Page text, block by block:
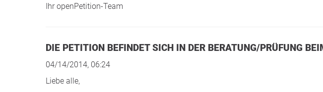
Ihr openPetition-Team
DIE PETITION BEFINDET SICH IN DER BERATUNG/PRÜFUNG
04/14/2014, 06:24
Liebe alle,